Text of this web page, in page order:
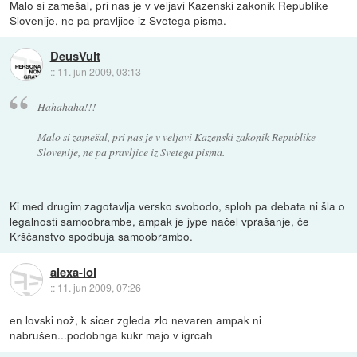
Malo si zamešal, pri nas je v veljavi Kazenski zakonik Republike
Slovenije, ne pa pravljice iz Svetega pisma.
DeusVult
:: 11. jun 2009, 03:13
Hahahaha!!!
Malo si zamešal, pri nas je v veljavi Kazenski zakonik Republike
Slovenije, ne pa pravljice iz Svetega pisma.
Ki med drugim zagotavlja versko svobodo, sploh pa debata ni šla o
legalnosti samoobrambe, ampak je jype načel vprašanje, če
Krščanstvo spodbuja samoobrambo.
alexa-lol
:: 11. jun 2009, 07:26
en lovski nož, k sicer zgleda zlo nevaren ampak ni
nabrušen...podobnga kukr majo v igrcah